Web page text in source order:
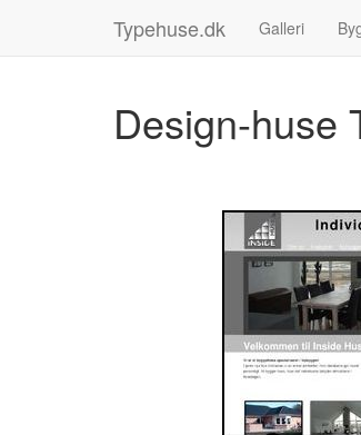
Typehuse.dk Galleri
Design-huse